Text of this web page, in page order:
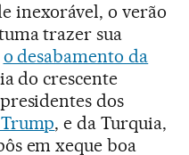
inexorável, o verão
trazer sua
o desabamento da
do crescente
dos
, e da Turquia,
em xeque boa